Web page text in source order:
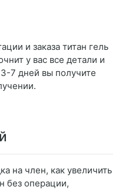
и заказа титан гель
у вас все детали и
7 дней вы получите
на член, как увеличить
без операции,